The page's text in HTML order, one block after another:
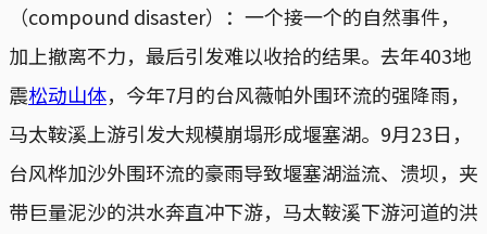
（compound disaster）：一个接一个的自然事件，
加上撤离不力，最后引发难以收拾的结果。去年403地
震松动山体，今年7月的台风薇帕外围环流的强降雨，
马太鞍溪上游引发大规模崩塌形成堰塞湖。9月23日，
台风桦加沙外围环流的豪雨导致堰塞湖溢流、溃坝，夹
带巨量泥沙的洪水奔直冲下游，马太鞍溪下游河道的洪